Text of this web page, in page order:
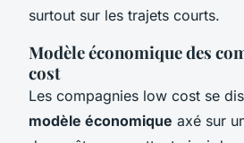
surtout sur les trajets courts.
Modèle économique des
cost
Les compagnies low cost se
modèle économique axé sur